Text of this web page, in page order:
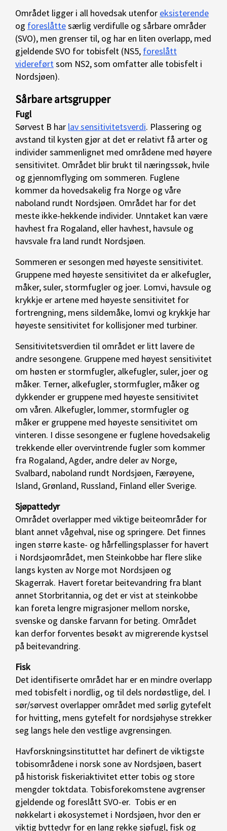
Området ligger i all hovedsak utenfor eksisterende
og foreslåttesærlig verdifulle og sårbare områder
(SVO), men grenser til, og har en liten overlapp, med
gjeldende SVO for tobisfelt (NS5, foreslått
videreførtsom NS2, som omfatter alle tobisfelt i
Nordsjøen).
Sårbare artsgrupper
Fugl
Sørvest B har lav sensitivitetsverdi. Plassering og
avstand til kysten gjør at det er relativt få arter og
individer sammenlignet med områdene med høyere
sensitivitet. Området blir brukt til næringssøk, hvile
og gjennomflyging om sommeren. Fuglene
kommer da hovedsakelig fra Norge og våre
naboland rundt Nordsjøen. Området har for det
meste ikke-hekkende individer. Unntaket kan være
havhest fra Rogaland, eller havhest, havsule og
havsvale fra land rundt Nordsjøen.
Sommeren er sesongen med høyeste sensitivitet.
Gruppene med høyeste sensitivitet da er alkefugler,
måker, suler, stormfugler og joer. Lomvi, havsule og
krykkje er artene med høyeste sensitivitet for
fortrengning, mens sildemåke, lomvi og krykkje har
høyeste sensitivitet for kollisjoner med turbiner.
Sensitivitetsverdien til området er litt lavere de
andre sesongene. Gruppene med høyest sensitivitet
om høsten er stormfugler, alkefugler, suler, joer og
måker. Terner, alkefugler, stormfugler, måker og
dykkender er gruppene med høyeste sensitivitet
om våren. Alkefugler, lommer, stormfugler og
måker er gruppene med høyeste sensitivitet om
vinteren. I disse sesongene er fuglene hovedsakelig
trekkende eller overvintrende fugler som kommer
fra Rogaland, Agder, andre deler av Norge,
Svalbard, naboland rundt Nordsjøen, Færøyene,
Island, Grønland, Russland, Finland eller Sverige.
Sjøpattedyr
Området overlapper med viktige beiteområder for
blant annet vågehval, nise og springere. Det finnes
ingen større kaste- og hårfellingsplasser for havert
i Nordsjøområdet, men Steinkobbe har flere slike
langs kysten av Norge mot Nordsjøen og
Skagerrak. Havert foretar beitevandring fra blant
annet Storbritannia, og det er vist at steinkobbe
kan foreta lengre migrasjoner mellom norske,
svenske og danske farvann for beting. Området
kan derfor forventes besøkt av migrerende kystsel
på beitevandring.
Fisk
Det identifiserte området har er en mindre overlapp
med tobisfelt i nordlig, og til dels nordøstlige, del. I
sør/sørvest overlapper området med sørlig gytefelt
for hvitting, mens gytefelt for nordsjøhyse strekker
seg langs hele den vestlige avgrensingen.
Havforskningsinstituttet har definert de viktigste
tobisområdene i norsk sone av Nordsjøen, basert
på historisk fiskeriaktivitet etter tobis og store
mengder toktdata. Tobisforekomstene avgrenser
gjeldende og foreslått SVO-er. Tobis er en
nøkkelart i økosystemet i Nordsjøen, hvor den er
viktig byttedyr for en lang rekke sjøfugl, fisk og